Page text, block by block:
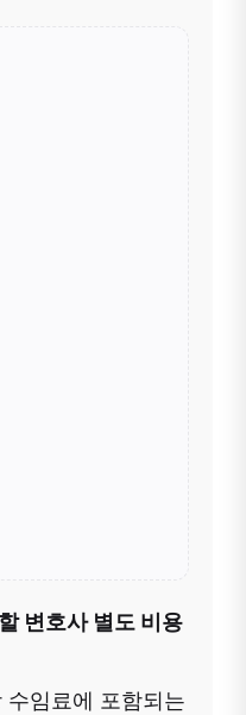
변호사 별도 비용
수임료에 포함되는